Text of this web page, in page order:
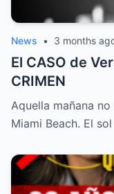
News • 3 months
El CASO de
CRIMEN
Aquella mañana
Miami Beach. El